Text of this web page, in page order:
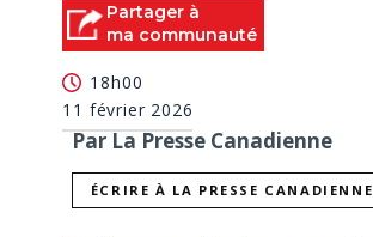
Partager à
ma communauté
18h00
11 février 2026
Par La Presse Canadienne
ÉCRIRE À LA PRESSE CANADIENNE